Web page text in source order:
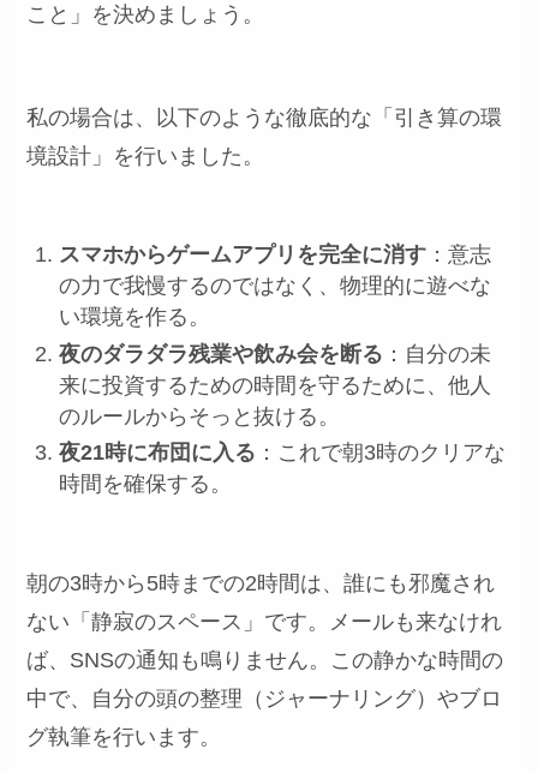
こと」を決めましょう。
私の場合は、以下のような徹底的な「引き算の環
境設計」を行いました。
スマホからゲームアプリを完全に消す ：意志
の力で我慢するのではなく、物理的に遊べな
い環境を作る。
夜のダラダラ残業や飲み会を断る ：自分の未
来に投資するための時間を守るために、他人
のルールからそっと抜ける。
夜21時に布団に入る ：これで朝3時のクリアな
時間を確保する。
朝の3時から5時までの2時間は、誰にも邪魔され
ない「静寂のスペース」です。メールも来なけれ
ば、SNSの通知も鳴りません。この静かな時間の
中で、自分の頭の整理（ジャーナリング）やブロ
グ執筆を行います。